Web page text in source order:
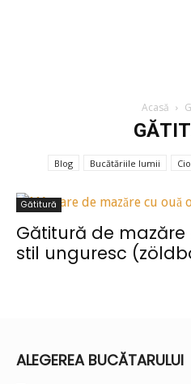
Acasă
Blog Bucătăriile lumii
Gătitură
Gătitură de
stil unguresc
ALEGEREA BUCĂTARULUI